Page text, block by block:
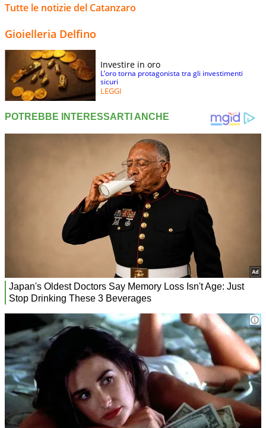
Tutte le notizie del Catanzaro
Gioielleria Delfino
Investire in oro
L’oro torna protagonista tra gli investimenti
sicuri
LEGGI